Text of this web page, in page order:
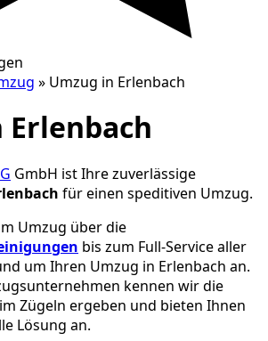
» Umzug in Erlenbach
Erlenbach
GmbH ist Ihre zuverlässige
für einen speditiven Umzug.
Umzug über die
bis zum Full-Service aller
um Ihren Umzug in Erlenbach an.
kennen wir die
Zügeln ergeben und bieten Ihnen
Lösung an.